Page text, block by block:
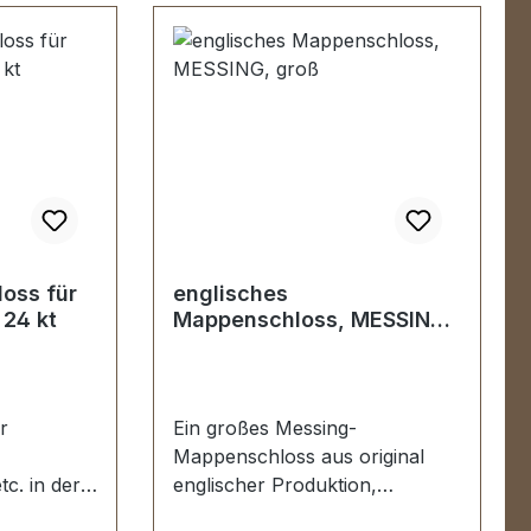
Vorhangschloss mit extra
Schlüssel7 Stück
Zweispitznieten zur Befestigung
für
kt
in der
englisches
Mappenschloss, MESSING,
Ein großes Messing-
Mappenschloss aus original
englischer Produktion,